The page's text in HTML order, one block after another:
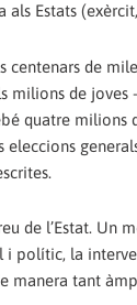
Estats
de
milions de
quatre milions
eleccions
de l’Estat. Un
i polític, la
manera tant